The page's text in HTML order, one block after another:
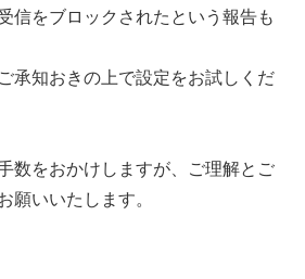
信をブロックされたという報告も
承知おきの上で設定をお試しくだ
数をおかけしますが、ご理解とご
願いいたします。